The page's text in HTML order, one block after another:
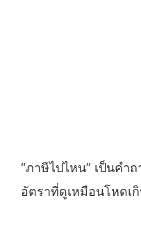
“ภาษีไปไหน” เป็นคำ
อัตราที่ดูเหมือนโหดเ